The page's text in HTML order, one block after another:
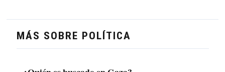
MÁS SOBRE POLÍTICA